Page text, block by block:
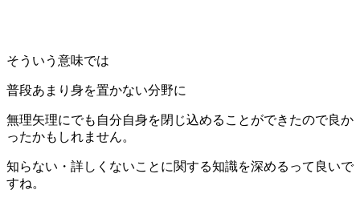
そういう意味では
普段あまり身を置かない分野に
無理矢理にでも自分自身を閉じ込めることができたので良か
ったかもしれません。
知らない・詳しくないことに関する知識を深めるって良いで
すね。